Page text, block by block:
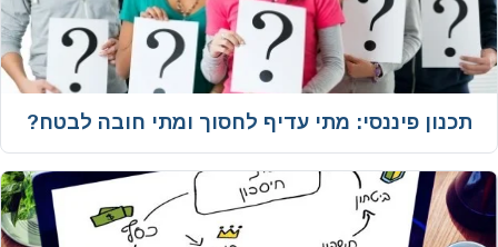
תכנון פיננסי: מתי עדיף לחסוך ומתי חובה לבטח?